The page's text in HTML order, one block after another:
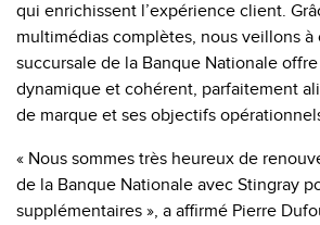
qui enrichissent l’expérience client.
multimédias complètes, nous veillons à
succursale de la Banque Nationale
dynamique et cohérent, parfaitement
de marque et ses objectifs
« Nous sommes très heureux de
de la Banque Nationale avec Stingray
supplémentaires », a affirmé Pierre